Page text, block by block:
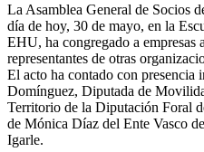
La Asamblea General de Socios
día de hoy, 30 de mayo, en la
EHU, ha congregado a empresas
representantes de otras
El acto ha contado con presencia
Domínguez, Diputada de
Territorio de la Diputación Foral
de Mónica Díaz del Ente Vasco
Igarle.